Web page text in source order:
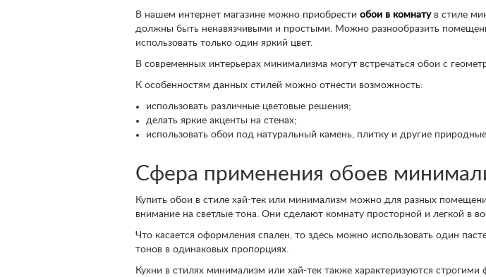
В нашем интернет магазине можно приобрести обои в комнатув стиле
должны быть ненавязчивыми и простыми. Можно разнообразить
использовать только один яркий цвет.
В современных интерьерах минимализма могут встречаться обои с
К особенностям данных стилей можно отнести возможность:
использовать различные цветовые решения;
делать яркие акценты на стенах;
использовать обои под натуральный камень, плитку и другие
Сфера применения обоев
Купить обои в стиле хай-тек или минимализм можно для разных
внимание на светлые тона. Они сделают комнату просторной и легкой в
Что касается оформления спален, то здесь можно использовать один
тонов в одинаковых пропорциях.
Кухни в стилях минимализм или хай-тек также характеризуются